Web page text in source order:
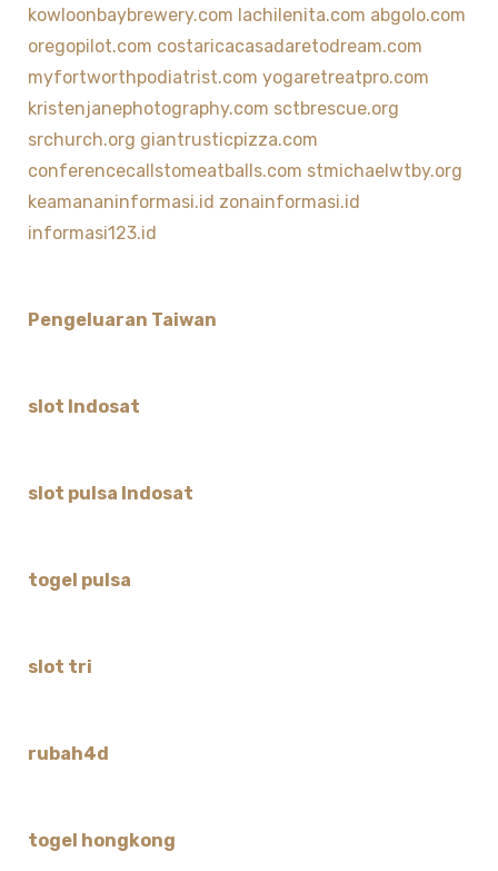
kowloonbaybrewery.com lachilenita.com abgolo.com
oregopilot.com costaricacasadaretodream.com
myfortworthpodiatrist.com yogaretreatpro.com
kristenjanephotography.com sctbrescue.org
srchurch.org giantrusticpizza.com
conferencecallstomeatballs.com stmichaelwtby.org
keamananinformasi.id zonainformasi.id
informasi123.id
Pengeluaran Taiwan
slot Indosat
slot pulsa Indosat
togel pulsa
slot tri
rubah4d
togel hongkong